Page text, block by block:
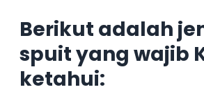
Berikut adalah
spuit yang wajib
ketahui: